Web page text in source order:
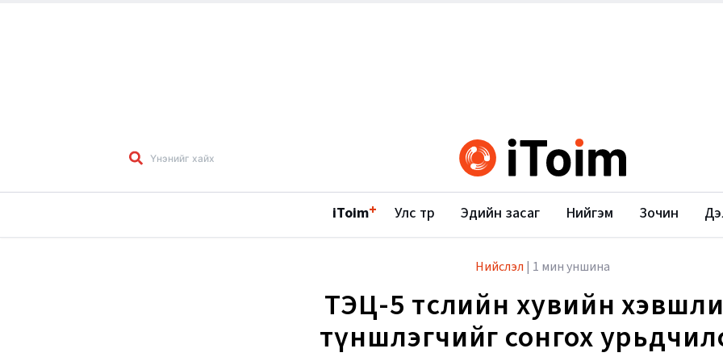
iToim+ Улс төр Эдийн засаг Нийгэм Зочин
Нийслэл | 1 мин уншина
ТЭЦ-5 төслийн хувийн
түншлэгчийг сонгох